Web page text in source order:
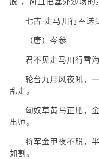
脱”，简直把塞外沙场的
七古·走马川行奉送
（唐）岑参
君不见走马川行雪
轮台九月风夜吼，
乱走。
匈奴草黄马正肥，
出师。
将军金甲夜不脱，
如割。